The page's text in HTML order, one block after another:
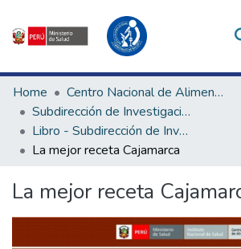
Communities & Collections
All of DSpace
Statistics
Estadísticas Externas
Enlaces de interés ▾
Home
Centro Nacional de Alimentación, Nutrición y Vida Saludable
Subdirección de Investigación y Tecnologías en Alimentación y Vida Saludable
Libro - Subdirección de Investigación y Tecnologías en Alimentación y Vida Saludable
La mejor receta Cajamarca
La mejor receta